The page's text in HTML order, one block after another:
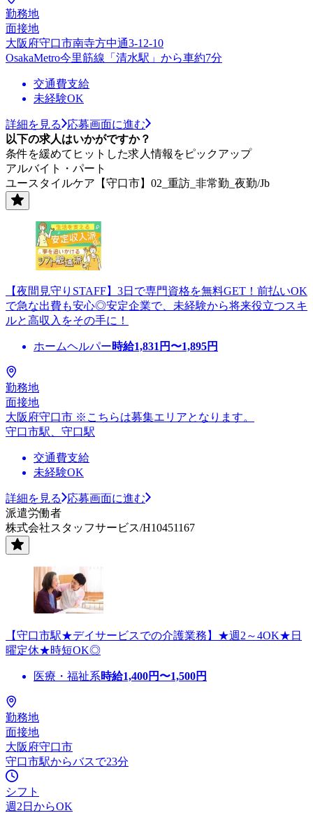
勤務地
面接地
大阪府守口市南寺方中通3-12-10
OsakaMetro今里筋線「清水駅」から車約7分
交通費支給
未経験OK
詳細を見る
応募画面に進む
以下の求人はいかがですか？
条件を緩めてヒットした求人情報をピックアップ
アルバイト・パート
ユースタイルケア【守口市】02_重訪_非常勤_夜勤/Jb
【夜間見守りSTAFF】3日で専門資格を無料GET！前払いOK
で急な出費も安心◎安定企業で、未経験から将来役立つスキ
ルと高収入をその手に！
ホームヘルパー時給1,831 円〜1,895円
勤務地
面接地
大阪府守口市 ※こちらは募集エリアとなります。
守口市駅、守口駅
交通費支給
未経験OK
詳細を見る
応募画面に進む
派遣労働者
株式会社スタッフサービス/H10451167
【守口市駅★デイサービスでの介護業務】★週2～4OK★日
曜定休★時短OK◎
医療・福祉系時給1,400円〜1,500円
勤務地
面接地
大阪府守口市
守口市駅からバスで23分
シフト
週2日からOK